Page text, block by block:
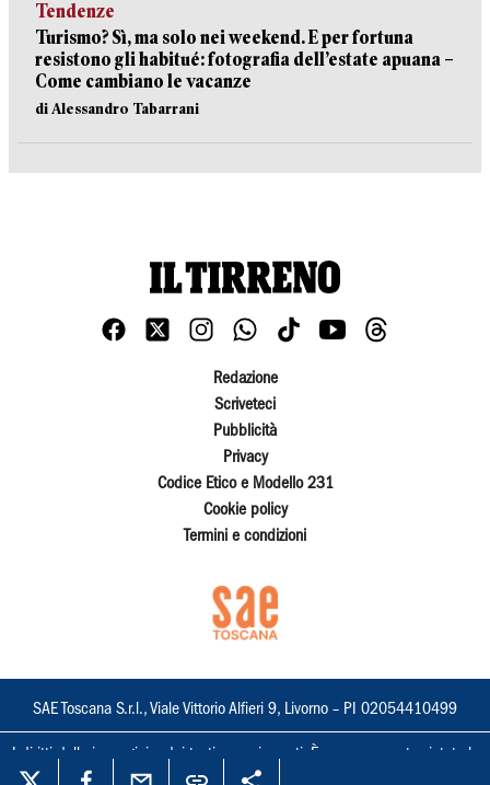
Tendenze
Turismo? Sì, ma solo nei weekend. E per fortuna
resistono gli habitué: fotografia dell’estate apuana –
Come cambiano le vacanze
di Alessandro Tabarrani
Redazione
Scriveteci
Pubblicità
Privacy
Codice Etico e Modello 231
Cookie policy
Termini e condizioni
SAE Toscana S.r.l., Viale Vittorio Alfieri 9, Livorno – PI 02054410499
I diritti delle immagini e dei testi sono riservati. È espressamente vietata la
loro riproduzione con qualsiasi mezzo e l'adattamento totale o parziale.